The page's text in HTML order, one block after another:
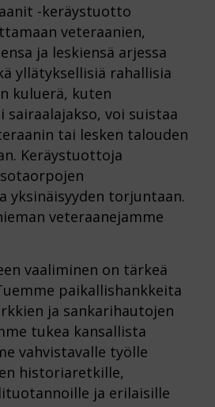
-keräystuotto
veteraanien,
ja leskiensä arjessa
yllätyksellisiä rahallisia
kuluerä, kuten
sairaalajakso, voi suistaa
tai lesken talouden
Keräystuottoja
yksinäisyyden torjuntaan.
veteraanejamme
vaaliminen on tärkeä
paikallishankkeita
ja sankarihautojen
tukea kansallista
vahvistavalle työlle
historiaretkille,
ja erilaisille